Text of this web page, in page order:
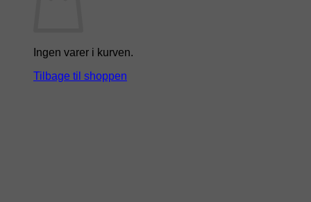
Ingen varer i kurven.
Tilbage til shoppen